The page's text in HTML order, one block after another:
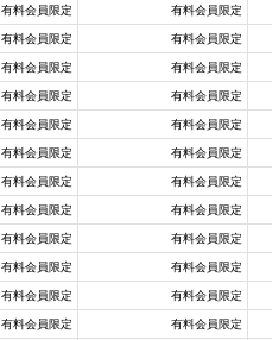
有料会員限定 有料会員限定
有料会員限定 有料会員限定
有料会員限定 有料会員限定
有料会員限定 有料会員限定
有料会員限定 有料会員限定
有料会員限定 有料会員限定
有料会員限定 有料会員限定
有料会員限定 有料会員限定
有料会員限定 有料会員限定
有料会員限定 有料会員限定
有料会員限定 有料会員限定
有料会員限定 有料会員限定